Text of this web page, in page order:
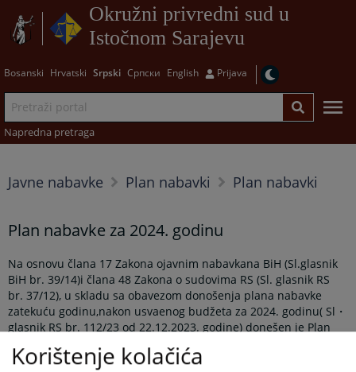
Okružni privredni sud u
Istočnom Sarajevu
Bosanski Hrvatski Srpski Српски English Prijava
Napredna pretraga
Javne nabavke Plan nabavki Plan nabavki
Plan nabavke za 2024. godinu
Na osnovu člana 17 Zakona ojavnim nabavkana BiH (Sl.glasnik
BiH br. 39/14)i člana 48 Zakona o sudovima RS (Sl. glasnik RS
br. 37/12), u skladu sa obavezom donošenja plana nabavke
zatekuću godinu,nakon usvaenog budžeta za 2024. godinu( Sl・
glasnik RS br. 112/23 od 22.12.2023. godine) donešen je Plan
Prikazana vijest je na: Srpski jezik
Korištenje kolačića